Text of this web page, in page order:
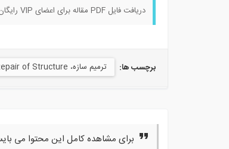
دریافت فایل PDF مقاله برای اعضای VIP رایگان است. سایر کاربران با پرداخت ۱۰۰۰ تومان می توانند اقدام به دریافت این فایل کنند.
برچسب ها: ترمیم سازه، Repair of Structure
برای مشاهده کامل این محتوا می